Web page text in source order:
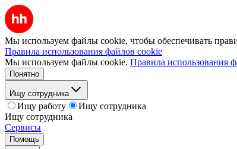
Мы используем файлы cookie, чтобы обеспечивать
Правила использования файлов cookie
Мы используем файлы cookie. Правила использования
Понятно
Ищу сотрудника
Ищу работу
Ищу сотрудника
Ищу сотрудника
Сервисы
Помощь